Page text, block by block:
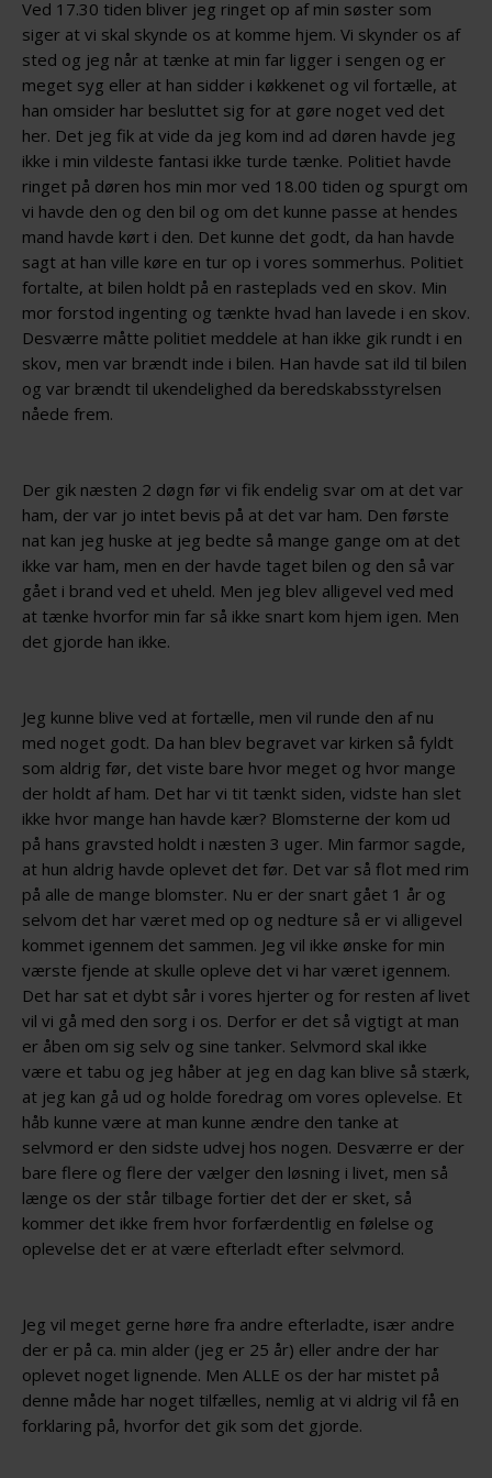
Ved 17.30 tiden bliver jeg ringet op af min søster som
siger at vi skal skynde os at komme hjem. Vi skynder os af
sted og jeg når at tænke at min far ligger i sengen og er
meget syg eller at han sidder i køkkenet og vil fortælle, at
han omsider har besluttet sig for at gøre noget ved det
her. Det jeg fik at vide da jeg kom ind ad døren havde jeg
ikke i min vildeste fantasi ikke turde tænke. Politiet havde
ringet på døren hos min mor ved 18.00 tiden og spurgt om
vi havde den og den bil og om det kunne passe at hendes
mand havde kørt i den. Det kunne det godt, da han havde
sagt at han ville køre en tur op i vores sommerhus. Politiet
fortalte, at bilen holdt på en rasteplads ved en skov. Min
mor forstod ingenting og tænkte hvad han lavede i en skov.
Desværre måtte politiet meddele at han ikke gik rundt i en
skov, men var brændt inde i bilen. Han havde sat ild til bilen
og var brændt til ukendelighed da beredskabsstyrelsen
nåede frem.
Der gik næsten 2 døgn før vi fik endelig svar om at det var
ham, der var jo intet bevis på at det var ham. Den første
nat kan jeg huske at jeg bedte så mange gange om at det
ikke var ham, men en der havde taget bilen og den så var
gået i brand ved et uheld. Men jeg blev alligevel ved med
at tænke hvorfor min far så ikke snart kom hjem igen. Men
det gjorde han ikke.
Jeg kunne blive ved at fortælle, men vil runde den af nu
med noget godt. Da han blev begravet var kirken så fyldt
som aldrig før, det viste bare hvor meget og hvor mange
der holdt af ham. Det har vi tit tænkt siden, vidste han slet
ikke hvor mange han havde kær? Blomsterne der kom ud
på hans gravsted holdt i næsten 3 uger. Min farmor sagde,
at hun aldrig havde oplevet det før. Det var så flot med rim
på alle de mange blomster. Nu er der snart gået 1 år og
selvom det har været med op og nedture så er vi alligevel
kommet igennem det sammen. Jeg vil ikke ønske for min
værste fjende at skulle opleve det vi har været igennem.
Det har sat et dybt sår i vores hjerter og for resten af livet
vil vi gå med den sorg i os. Derfor er det så vigtigt at man
er åben om sig selv og sine tanker. Selvmord skal ikke
være et tabu og jeg håber at jeg en dag kan blive så stærk,
at jeg kan gå ud og holde foredrag om vores oplevelse. Et
håb kunne være at man kunne ændre den tanke at
selvmord er den sidste udvej hos nogen. Desværre er der
bare flere og flere der vælger den løsning i livet, men så
længe os der står tilbage fortier det der er sket, så
kommer det ikke frem hvor forfærdentlig en følelse og
oplevelse det er at være efterladt efter selvmord.
Jeg vil meget gerne høre fra andre efterladte, især andre
der er på ca. min alder (jeg er 25 år) eller andre der har
oplevet noget lignende. Men ALLE os der har mistet på
denne måde har noget tilfælles, nemlig at vi aldrig vil få en
forklaring på, hvorfor det gik som det gjorde.